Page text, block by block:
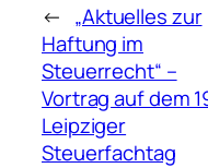
← „Aktuelles zur
Haftung im
Steuerrecht“ –
Vortrag auf dem
Leipziger
Steuerfachtag